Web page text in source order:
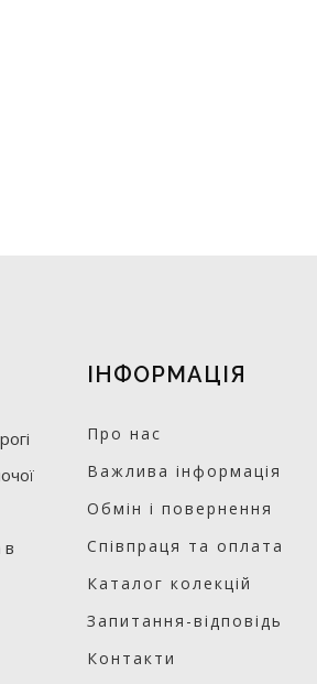
в
ІНФОРМАЦІЯ
Про нас
Важлива інформація
Обмін і повернення
Співпраця та оплата
Каталог колекцій
Запитання-відповідь
Контакти